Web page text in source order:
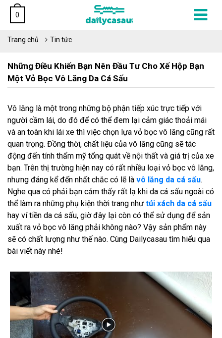
0
Trang chủ Tin tức
Những Điều Khiến Bạn Nên Đầu Tư Cho Xế Hộp Bạn
Một Vỏ Bọc Vô Lăng Da Cá Sấu
Vô lăng là một trong những bộ phận tiếp xúc trực tiếp với
người cầm lái, do đó để có thể đem lại cảm giác thoải mái
và an toàn khi lái xe thì việc chọn lựa vỏ bọc vô lăng cũng rất
quan trọng. Đồng thời, chất liệu của vô lăng cũng sẽ tác
động đến tính thẩm mỹ tổng quát về nội thất và giá trị của xe
bạn. Trên thị trường hiện nay có rất nhiều loại vỏ bọc vô lăng,
nhưng đáng kể đến nhất chắc có lẽ là vô lăng da cá sấu.
Nghe qua có phải bạn cảm thấy rất lạ khi da cá sấu ngoài có
thể làm ra những phụ kiện thời trang như túi xách da cá sấu
hay ví tiền da cá sấu, giờ đây lại còn có thể sử dụng để sản
xuất ra vỏ bọc vô lăng phải không nào? Vậy sản phẩm này
sẽ có chất lượng như thế nào. Cùng Dailycasau tìm hiểu qua
bài viết này nhé!